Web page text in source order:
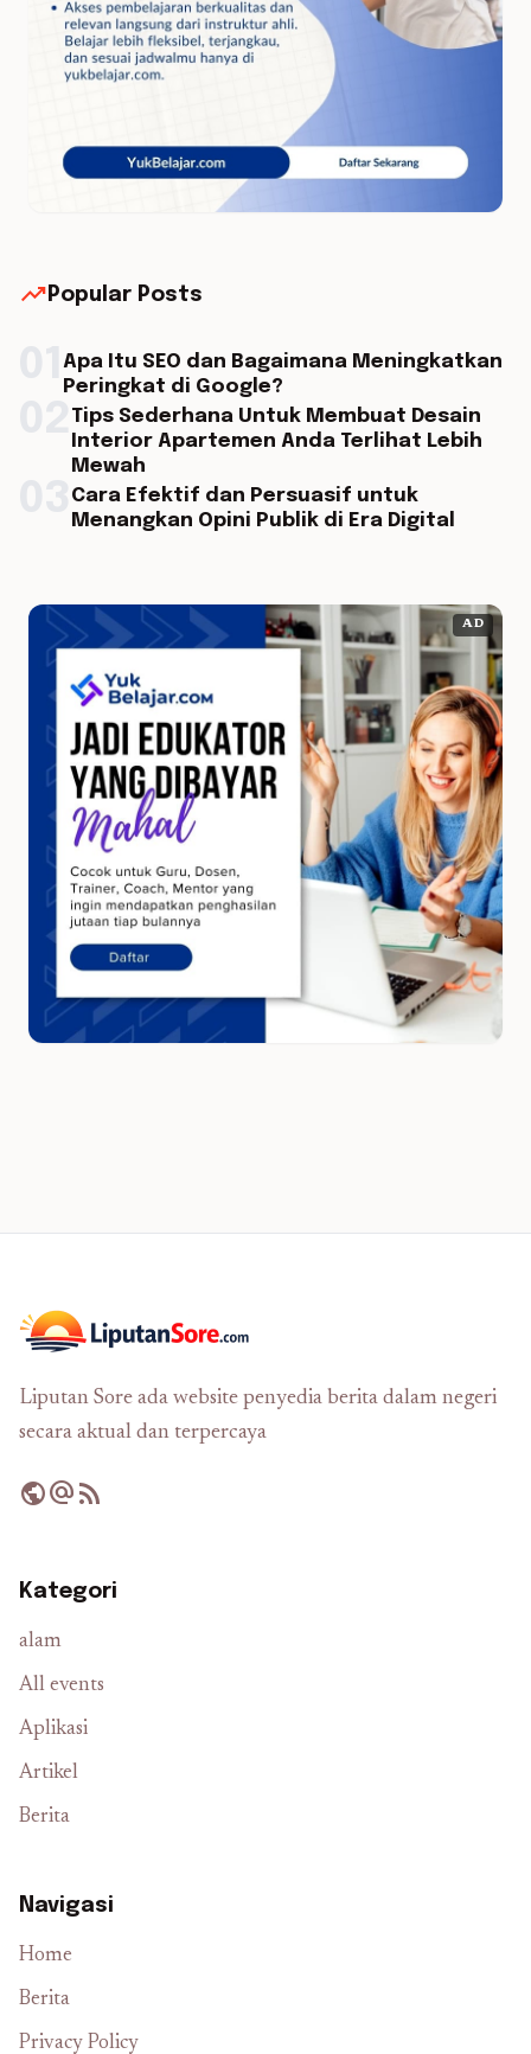
trending_up Popular Posts
Apa Itu SEO dan Bagaimana Meningkatkan
Peringkat di Google?
Tips Sederhana Untuk Membuat Desain
Interior Apartemen Anda Terlihat Lebih
Mewah
Cara Efektif dan Persuasif untuk
Menangkan Opini Publik di Era Digital
AD
Liputan Sore ada website penyedia berita dalam negeri
secara aktual dan terpercaya
publicalternate_emailrss_feed
Kategori
alam
All events
Aplikasi
Artikel
Berita
Navigasi
Home
Berita
Privacy Policy